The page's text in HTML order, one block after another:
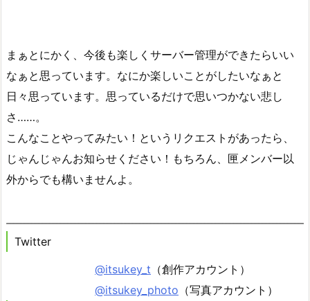
まぁとにかく、今後も楽しくサーバー管理ができたらいい
なぁと思っています。なにか楽しいことがしたいなぁと
日々思っています。思っているだけで思いつかない悲し
さ……。
こんなことやってみたい！というリクエストがあったら、
じゃんじゃんお知らせください！もちろん、匣メンバー以
外からでも構いませんよ。
Twitter
@itsukey_t （創作アカウント）
@itsukey_photo （写真アカウント）